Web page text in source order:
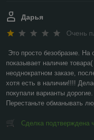
Дарья
Очень
Это просто безобразие.
показывает наличие
неоднократном заказе,
хотя есть в наличии!!!!
покупали варианты
Перестаньте обманывать
Сделка подтверждена